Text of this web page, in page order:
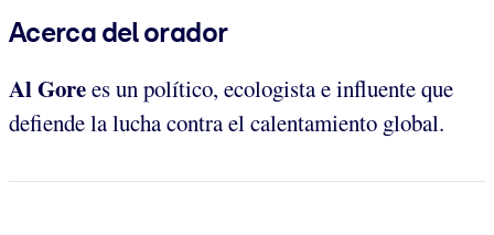
Acerca del orador
Al Gorees un político, ecologista e influente que
defiende la lucha contra el calentamiento global.